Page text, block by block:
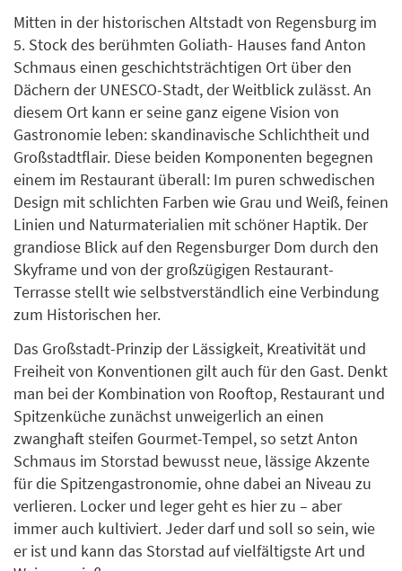
Mitten in der historischen Altstadt von Regensburg im
5. Stock des berühmten Goliath- Hauses fand Anton
Schmaus einen geschichtsträchtigen Ort über den
Dächern der UNESCO-Stadt, der Weitblick zulässt. An
diesem Ort kann er seine ganz eigene Vision von
Gastronomie leben: skandinavische Schlichtheit und
Großstadtflair. Diese beiden Komponenten begegnen
einem im Restaurant überall: Im puren schwedischen
Design mit schlichten Farben wie Grau und Weiß, feinen
Linien und Naturmaterialien mit schöner Haptik. Der
grandiose Blick auf den Regensburger Dom durch den
Skyframe und von der großzügigen Restaurant-
Terrasse stellt wie selbstverständlich eine Verbindung
zum Historischen her.
Das Großstadt-Prinzip der Lässigkeit, Kreativität und
Freiheit von Konventionen gilt auch für den Gast. Denkt
man bei der Kombination von Rooftop, Restaurant und
Spitzenküche zunächst unweigerlich an einen
zwanghaft steifen Gourmet-Tempel, so setzt Anton
Schmaus im Storstad bewusst neue, lässige Akzente
für die Spitzengastronomie, ohne dabei an Niveau zu
verlieren. Locker und leger geht es hier zu – aber
immer auch kultiviert. Jeder darf und soll so sein, wie
er ist und kann das Storstad auf vielfältigste Art und